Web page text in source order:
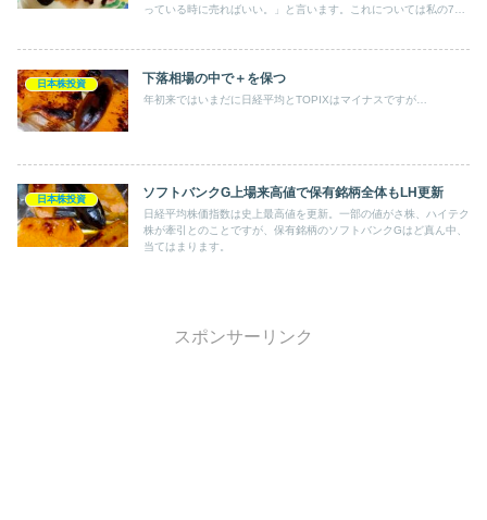
っている時に売ればいい。」と言います。これについては私の7年
日本株投資 下落相場の中で＋を保つ
年初来ではいまだに日経平均とTOPIXはマイナスですが…
日本株投資 ソフトバンクG上場来高値で保有銘柄全体もLH更新
日経平均株価指数は史上最高値を更新。一部の値がさ株、ハイテク
株が牽引とのことですが、保有銘柄のソフトバンクGはど真ん中、
当てはまります。
スポンサーリンク